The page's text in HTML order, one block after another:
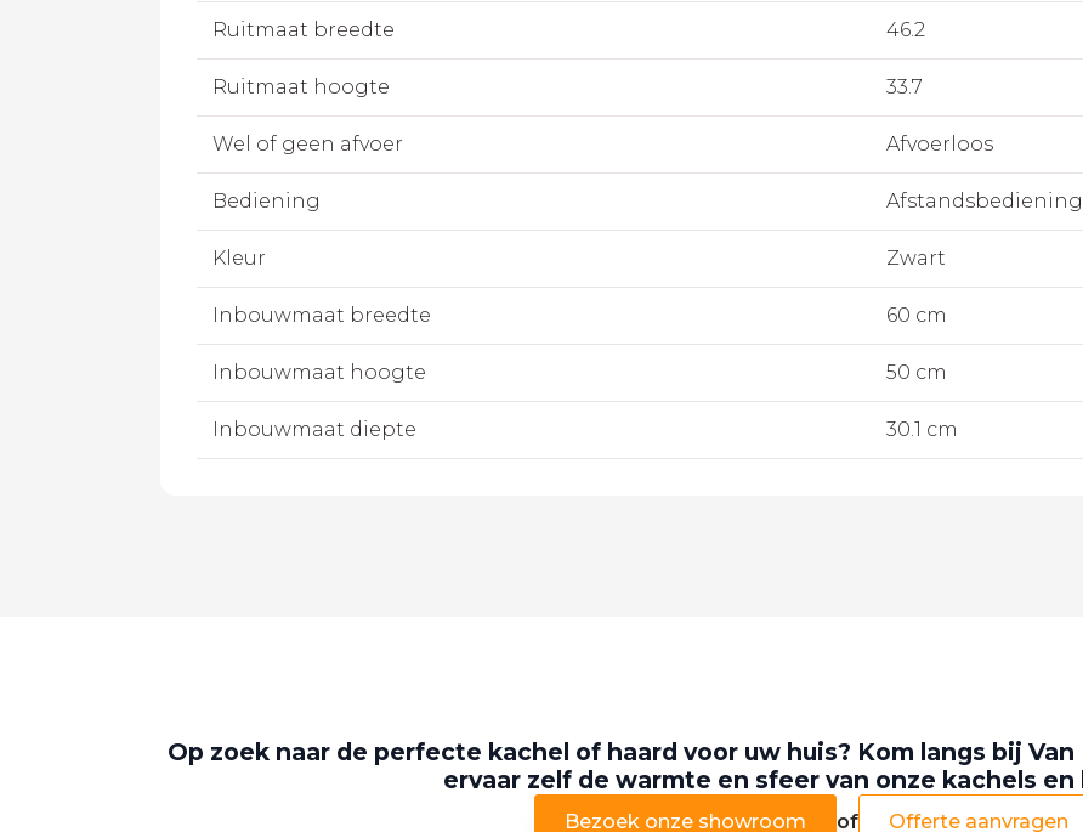
Ruitmaat breedte 46.2
Ruitmaat hoogte 33.7
Wel of geen afvoer Afvoerloos
Bediening Afstandsbediening
Kleur Zwart
Inbouwmaat breedte 60 cm
Inbouwmaat hoogte 50 cm
Inbouwmaat diepte 30.1 cm
Op zoek naar de perfecte kachel of haard voor uw huis? Kom langs bij
ervaar zelf de warmte en sfeer van onze kachels en
Bezoek onze showroom of Offerte aanvragen